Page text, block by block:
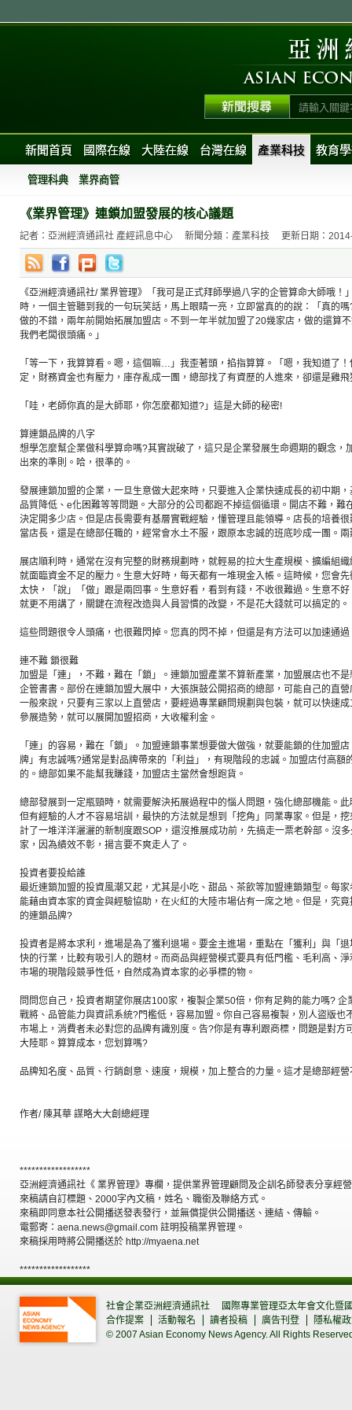
新聞首頁 國際在線 大陸在線 台灣在線 產業科技 教育
管理科典 業界商管
《業界管理》連鎖加盟發展的核心議題
記者：亞洲經濟通訊社 產經訊息中心 新聞分類：產業科技 更新日期：
《亞洲經濟通訊社/ 業界管理》「我可是正式拜師學過八字的企管算命大師哦！
時，一個主管聽到我的一句玩笑話，馬上眼睛一亮，立即當真的的說：「真的
做的不錯，兩年前開始拓展加盟店。不到一年半就加盟了20幾家店，做的還算
我們老闆很頭痛。」
「等一下，我算算看。嗯，這個嘛…」我歪著頭，掐指算算。「嗯，我知道了
定，財務資金也有壓力，庫存亂成一團，總部找了有資歷的人進來，卻還是雞
「哇，老師你真的是大師耶，你怎麼都知道?」這是大師的秘密!
算連鎖品牌的八字
想學怎麼幫企業做科學算命嗎?其實說破了，這只是企業發展生命週期的觀念，
出來的準則。哈，很準的。
發展連鎖加盟的企業，一旦生意做大起來時，只要進入企業快速成長的初中期
品質降低、e化困難等等問題。大部分的公司都跑不掉這個循環。開店不難，難
決定開多少店。但是店長需要有基層實戰經驗，懂管理且能領導。店長的培養
當店長，還是在總部任職的，經常會水土不服，跟原本忠誠的班底吵成一團。兩
展店順利時，通常在沒有完整的財務規劃時，就輕易的拉大生產規模、擴編組
就面臨資金不足的壓力。生意大好時，每天都有一堆現金入帳。這時候，您會
太快，「說」「做」跟是兩回事。生意好看，看到有錢，不收很難過。生意不
就更不用講了，關鍵在流程改造與人員習慣的改變，不是花大錢就可以搞定的。
這些問題很令人頭痛，也很難閃掉。您真的閃不掉，但還是有方法可以加速通
連不難 鎖很難
加盟是「連」，不難，難在「鎖」。連鎖加盟產業不算新產業，加盟展店也不
企管書書。部份在連鎖加盟大展中，大張旗鼓公開招商的總部，可能自己的直
一般來說，只要有三家以上直營店，要經過專業顧問規劃與包裝，就可以快速
參展造勢，就可以展開加盟招商，大收權利金。
「連」的容易，難在「鎖」。加盟連鎖事業想要做大做強，就要能鎖的住加盟
牌」有忠誠嗎?通常是對品牌帶來的「利益」，有現階段的忠誠。加盟店付高額
的。總部如果不能幫我賺錢，加盟店主當然會想跑貨。
總部發展到一定瓶頸時，就需要解決拓展過程中的惱人問題，強化總部機能。
但有經驗的人才不容易培訓，最快的方法就是想到「挖角」同業專家。但是，
計了一堆洋洋灑灑的新制度跟SOP，還沒推展成功前，先搞走一票老幹部。沒
家，因為績效不彰，揚言要不爽走人了。
投資者要投給誰
最近連鎖加盟的投資風潮又起，尤其是小吃、甜品、茶飲等加盟連鎖類型。每
能藉由資本家的資金與經驗協助，在火紅的大陸市場佔有一席之地。但是，究
的連鎖品牌?
投資者是將本求利，進場是為了獲利退場。要金主進場，重點在「獲利」與「
快的行業，比較有吸引人的題材。而商品與經營模式要具有低門檻、毛利高、
市場的現階段競爭性低，自然成為資本家的必爭標的物。
問問您自己，投資者期望你展店100家，複製企業50倍，你有足夠的能力嗎?
戰將、品管能力與資訊系統?門檻低，容易加盟。你自己容易複製，別人盜版也
市場上，消費者未必對您的品牌有識別度。告?你是有專利跟商標，問題是對方
大陸耶。算算成本，您划算嗎?
品牌知名度、品質、行銷創意、速度，規模，加上整合的力量。這才是總部經
作者/ 陳其華 謀略大大創總經理
******************
亞洲經濟通訊社《 業界管理》專欄，提供業界管理顧問及企訓名師發表分享經
來稿請自訂標題、2000字內文稿，姓名、職銜及聯絡方式。
來稿即同意本社公開播送發表發行，並無償提供公開播送、連結、傳輸。
電郵寄：aena.news@gmail.com 註明投稿業界管理。
來稿採用時將公開播送於 http://myaena.net
******************
社會企業亞洲經濟通訊社
國際專業管理亞太年會文化暨
合作提案
活動報名 讀者投稿 廣告刊登
隱私權
© 2007 Asian Economy News Agency. All Rights